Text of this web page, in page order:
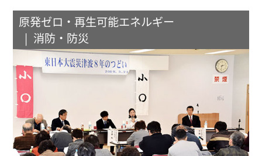
原発ゼロ・再生可能エネルギー
消防・防災